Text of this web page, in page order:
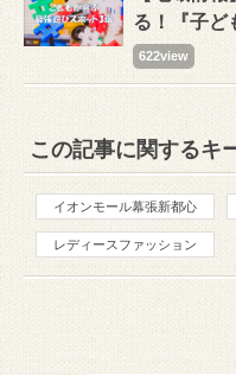
る！『⼦ど
622view
この記事に関するキ
イオンモール幕張新都心
レディースファッション